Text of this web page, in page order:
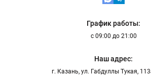
График работы:
с 09:00 до 21:00
Наш адрес:
г. Казань, ул. Габдуллы Тукая,